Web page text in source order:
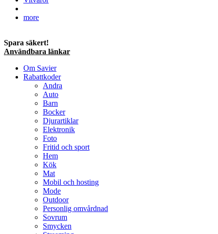
more
Spara säkert!
Användbara länkar
Om Savier
Rabattkoder
Andra
Auto
Barn
Bocker
Djurartiklar
Elektronik
Foto
Fritid och sport
Hem
Kök
Mat
Mobil och hosting
Mode
Outdoor
Personlig omvårdnad
Sovrum
Smycken